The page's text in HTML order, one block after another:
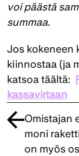
voi päästä
summaa.
Jos kokeneen
kiinnostaa (ja
katsoa täältä:
kassavirtaan
Omistajan
moni
on myös